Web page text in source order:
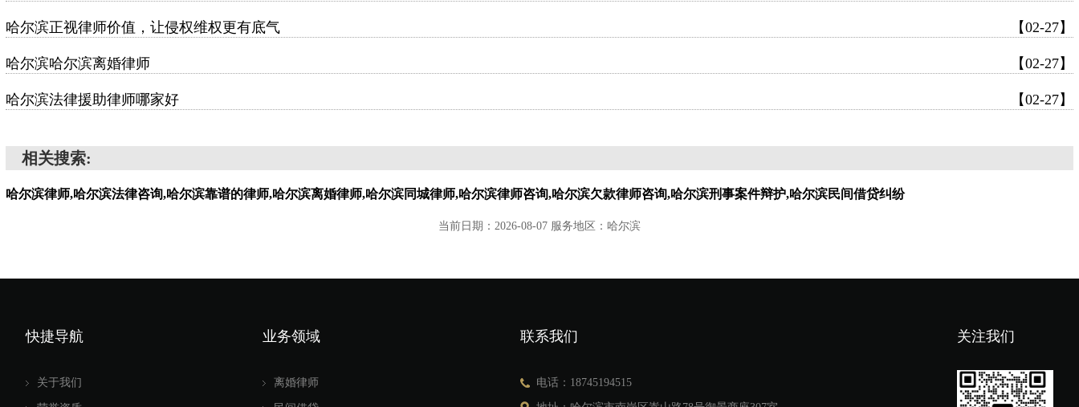
哈尔滨正视律师价值，让侵权维权更有底气 【02-27】
哈尔滨哈尔滨离婚律师 【02-27】
哈尔滨法律援助律师哪家好 【02-27】
相关搜索:
哈尔滨律师,哈尔滨法律咨询,哈尔滨靠谱的律师,哈尔滨离婚律师,哈尔滨同城律师,哈尔滨律师咨询,哈尔滨欠款律师咨询,哈尔滨刑事案件辩护,哈尔滨民间借贷纠纷
当前日期：2026-08-07 服务地区：哈尔滨
快捷导航
关于我们
业务领域
离婚律师
联系我们
电话：18745194515
关注我们